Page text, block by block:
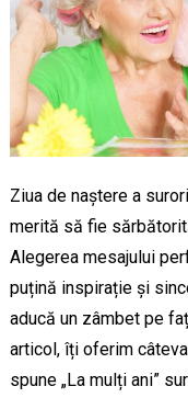
Ziua de naștere a
merită să fie
Alegerea mesajului
puțină inspirație și
aducă un zâmbet pe
articol, îți oferim
spune „La mulți ani”